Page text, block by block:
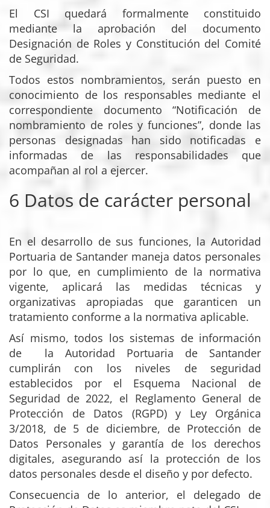
El CSI quedará formalmente constituido
mediante la aprobación del documento
Designación de Roles y Constitución del Comité
de Seguridad.
Todos estos nombramientos, serán puesto en
conocimiento de los responsables mediante el
correspondiente documento “Notificación de
nombramiento de roles y funciones”, donde las
personas designadas han sido notificadas e
informadas de las responsabilidades que
acompañan al rol a ejercer.
6 Datos de carácter personal
En el desarrollo de sus funciones, la Autoridad
Portuaria de Santander maneja datos personales
por lo que, en cumplimiento de la normativa
vigente, aplicará las medidas técnicas y
organizativas apropiadas que garanticen un
tratamiento conforme a la normativa aplicable.
Así mismo, todos los sistemas de información
de la Autoridad Portuaria de Santander
cumplirán con los niveles de seguridad
establecidos por el Esquema Nacional de
Seguridad de 2022, el Reglamento General de
Protección de Datos (RGPD) y Ley Orgánica
3/2018, de 5 de diciembre, de Protección de
Datos Personales y garantía de los derechos
digitales, asegurando así la protección de los
datos personales desde el diseño y por defecto.
Consecuencia de lo anterior, el delegado de